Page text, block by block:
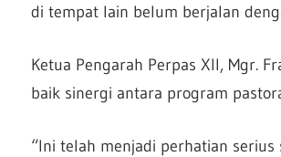
di tempat lain belum berjalan
Ketua Pengarah Perpas XII, Mgr.
baik sinergi antara program
“Ini telah menjadi perhatian